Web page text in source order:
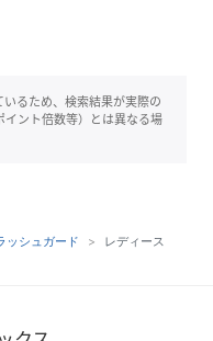
るため、検索結果が実際の
ント倍数等）とは異なる場
ッシュガード レディース